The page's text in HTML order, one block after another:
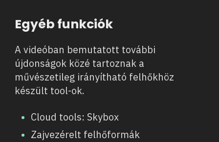
Egyéb funkciók
A videóban bemutatott további
újdonságok közé tartoznak a
művészetileg irányítható felhőkhöz
készült tool-ok.
Cloud tools: Skybox
Zajvezérelt felhőformák